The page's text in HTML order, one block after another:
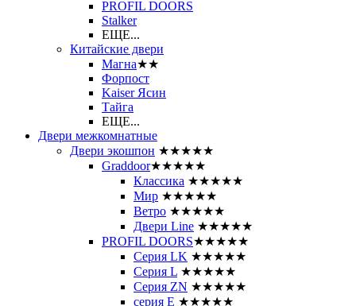
PROFIL DOORS
Stalker
ЕЩЕ...
Китайские двери
Магна★★
Форпост
Kaiser Ясин
Тайга
ЕЩЕ...
Двери межкомнатные
Двери экошпон ★★★★★
Graddoor★★★★★
Классика ★★★★★
Мир ★★★★★
Ветро ★★★★★
Двери Line ★★★★★
PROFIL DOORS★★★★★
Серия LK ★★★★★
Серия L ★★★★★
Серия ZN ★★★★★
серия E ★★★★★